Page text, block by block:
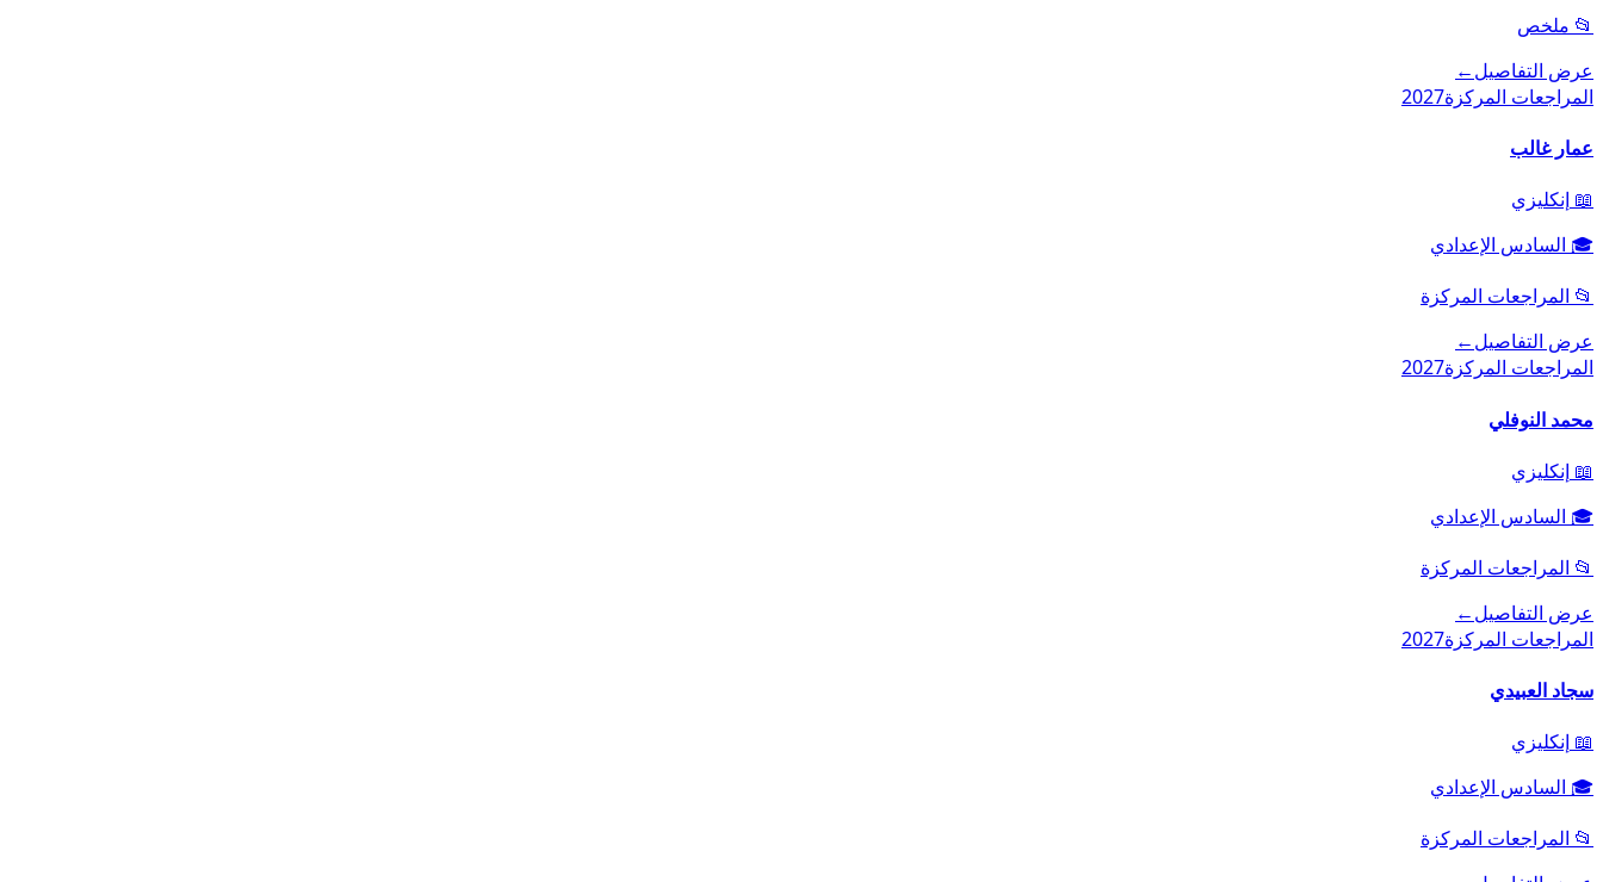
📂 ملخص
عرض التفاصيل←
المراجعات المركزة2027
عمار غالب
📖 إنكليزي
🎓 السادس الإعدادي
📂 المراجعات المركزة
عرض التفاصيل←
المراجعات المركزة2027
محمد النوفلي
📖 إنكليزي
🎓 السادس الإعدادي
📂 المراجعات المركزة
عرض التفاصيل←
المراجعات المركزة2027
سجاد العبيدي
📖 إنكليزي
🎓 السادس الإعدادي
📂 المراجعات المركزة